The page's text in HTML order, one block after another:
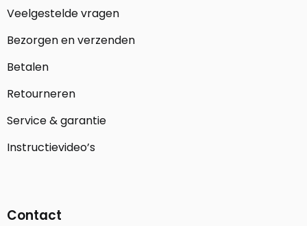
Veelgestelde vragen
Bezorgen en verzenden
Betalen
Retourneren
Service & garantie
Instructievideo’s
Contact